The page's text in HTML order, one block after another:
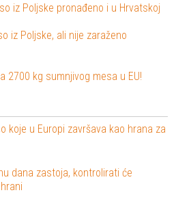
iz Poljske pronađeno i u Hrvatskoj
iz Poljske, ali nije zaraženo
2700 kg sumnjivog mesa u EU!
koje u Europi završava kao hrana za
dana zastoja, kontrolirati će